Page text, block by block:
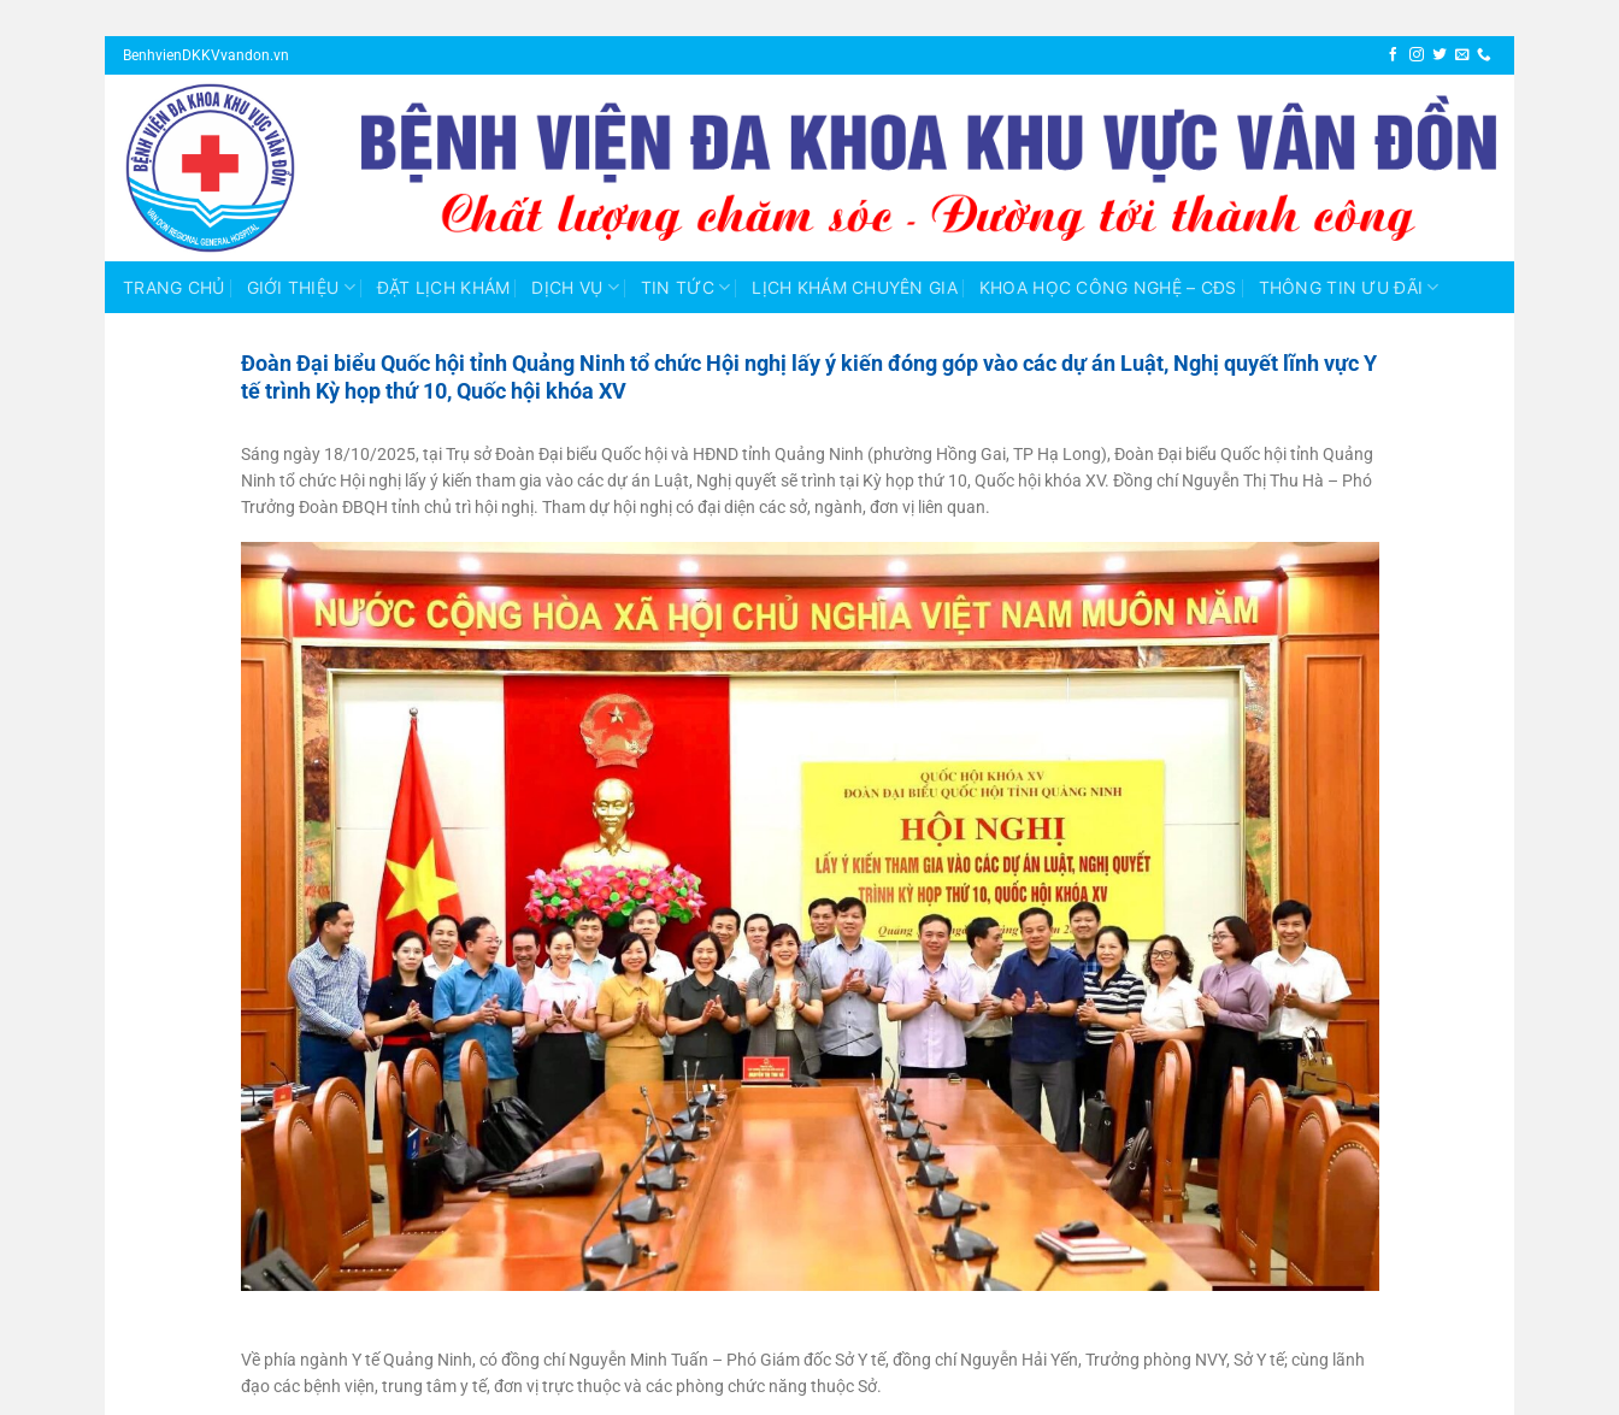
Bỏ
qua
dung
BenhvienDKKVvandon.vn
TRANG CHỦ GIỚI THIỆU ĐẶT LỊCH KHÁM DỊCH VỤ TIN TỨC LỊCH KHÁM CHUYÊN GIA KHOA HỌC CÔNG NGHỆ – CĐS THÔNG TIN ƯU ĐÃI
Đoàn Đại biểu Quốc hội tỉnh Quảng Ninh tổ chức Hội nghị lấy ý kiến đóng góp vào các dự án Luật, Nghị quyết lĩnh vực Y
tế trình Kỳ họp thứ 10, Quốc hội khóa XV
Sáng ngày 18/10/2025, tại Trụ sở Đoàn Đại biểu Quốc hội và HĐND tỉnh Quảng Ninh (phường Hồng Gai, TP Hạ Long), Đoàn Đại biểu Quốc hội tỉnh Quảng
Ninh tổ chức Hội nghị lấy ý kiến tham gia vào các dự án Luật, Nghị quyết sẽ trình tại Kỳ họp thứ 10, Quốc hội khóa XV. Đồng chí Nguyễn Thị Thu Hà – Phó
Trưởng Đoàn ĐBQH tỉnh chủ trì hội nghị. Tham dự hội nghị có đại diện các sở, ngành, đơn vị liên quan.
Về phía ngành Y tế Quảng Ninh, có đồng chí Nguyễn Minh Tuấn – Phó Giám đốc Sở Y tế, đồng chí Nguyễn Hải Yến, Trưởng phòng NVY, Sở Y tế; cùng lãnh
đạo các bệnh viện, trung tâm y tế, đơn vị trực thuộc và các phòng chức năng thuộc Sở.